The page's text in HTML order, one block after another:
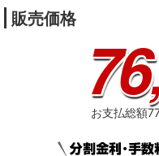
販売価格
76
お支払総額